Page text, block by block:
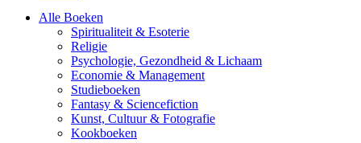
Alle Boeken
Spiritualiteit & Esoterie
Religie
Psychologie, Gezondheid & Lichaam
Economie & Management
Studieboeken
Fantasy & Sciencefiction
Kunst, Cultuur & Fotografie
Kookboeken